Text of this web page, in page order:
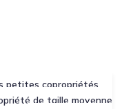
petites copropriétés
de taille moyenne